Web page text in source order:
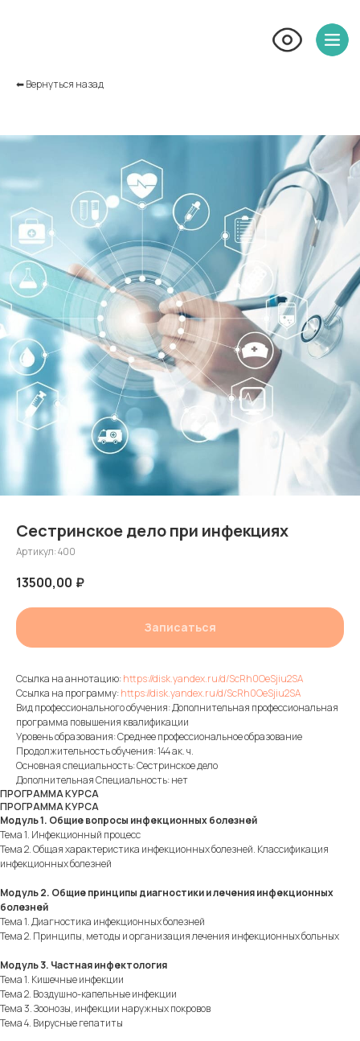
⬅︎ Вернуться назад
Сестринское дело при инфекциях
Артикул:400
13500,00 ₽
Записаться
Ссылка на аннотацию:https://disk.yandex.ru/d/ScRh0OeSjiu2SA
Ссылка на программу:https://disk.yandex.ru/d/ScRh0OeSjiu2SA
Вид профессионального обучения: Дополнительная профессиональная
программа повышения квалификации
Уровень образования: Среднее профессиональное образование
Продолжительность обучения: 144 ак. ч.
Основная специальность: Сестринское дело
Дополнительная Специальность: нет
ПРОГРАММА КУРСА
ПРОГРАММА КУРСА
Модуль 1. Общие вопросы инфекционных болезней
Тема 1. Инфекционный процесс
Тема 2. Общая характеристика инфекционных болезней. Классификация
инфекционных болезней
Модуль 2. Общие принципы диагностики и лечения инфекционных
болезней
Тема 1. Диагностика инфекционных болезней
Тема 2. Принципы, методы и организация лечения инфекционных больных
Модуль 3. Частная инфектология
Тема 1. Кишечные инфекции
Тема 2. Воздушно-капельные инфекции
Тема 3. Зоонозы, инфекции наружных покровов
Тема 4. Вирусные гепатиты